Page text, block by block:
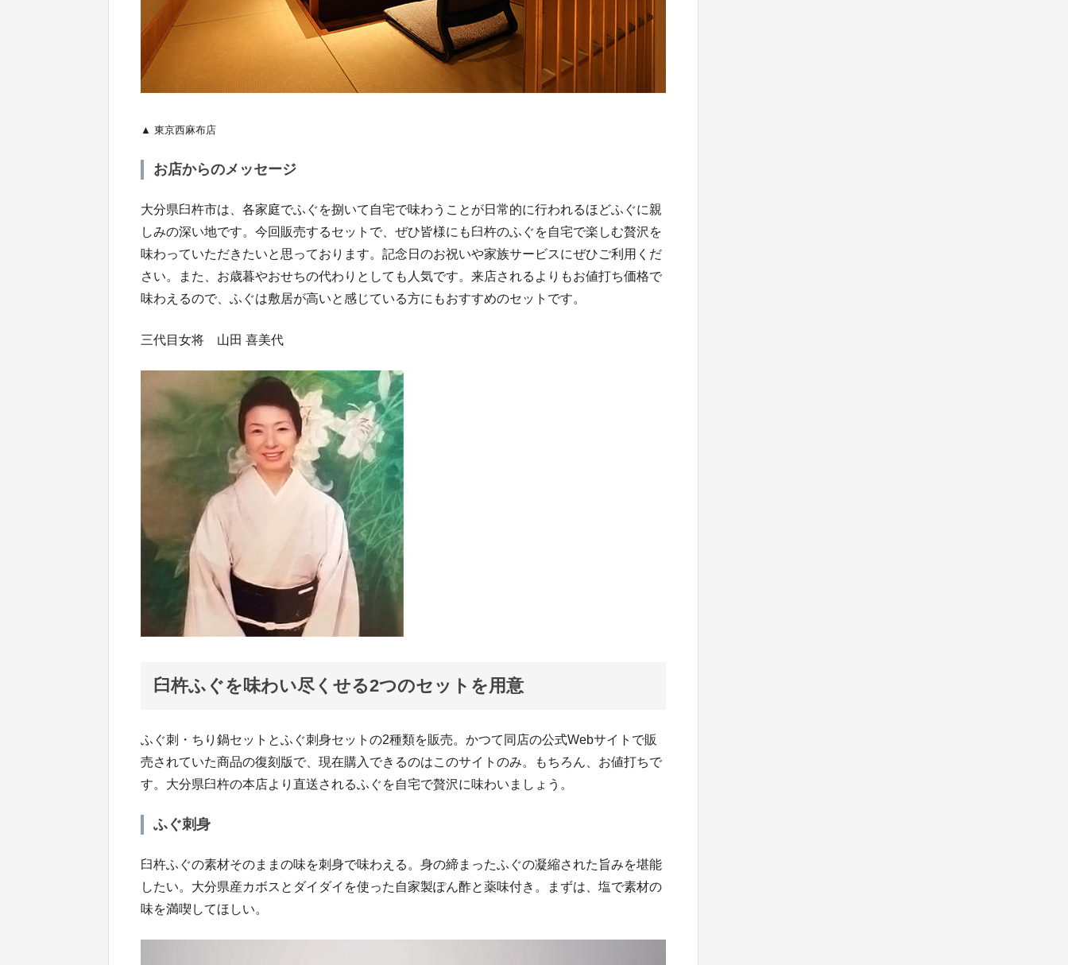
▲ 東京西麻布店
お店からのメッセージ
大分県臼杵市は、各家庭でふぐを捌いて自宅で味わうことが日常的に行われるほどふぐに親
しみの深い地です。今回販売するセットで、ぜひ皆様にも臼杵のふぐを自宅で楽しむ贅沢を
味わっていただきたいと思っております。記念日のお祝いや家族サービスにぜひご利用くだ
さい。また、お歳暮やおせちの代わりとしても人気です。来店されるよりもお値打ち価格で
味わえるので、ふぐは敷居が高いと感じている方にもおすすめのセットです。
三代目女将 山田 喜美代
臼杵ふぐを味わい尽くせる2つのセットを用意
ふぐ刺・ちり鍋セットとふぐ刺身セットの2種類を販売。かつて同店の公式Webサイトで販
売されていた商品の復刻版で、現在購入できるのはこのサイトのみ。もちろん、お値打ちで
す。大分県臼杵の本店より直送されるふぐを自宅で贅沢に味わいましょう。
ふぐ刺身
臼杵ふぐの素材そのままの味を刺身で味わえる。身の締まったふぐの凝縮された旨みを堪能
したい。大分県産カボスとダイダイを使った自家製ぽん酢と薬味付き。まずは、塩で素材の
味を満喫してほしい。